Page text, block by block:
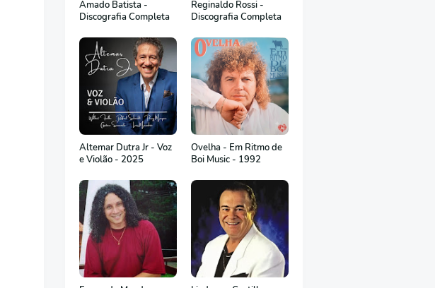
Amado Batista -
Discografia Completa
Reginaldo Rossi -
Discografia Completa
Altemar Dutra Jr - Voz
e Violão - 2025
Ovelha - Em Ritmo de
Boi Music - 1992